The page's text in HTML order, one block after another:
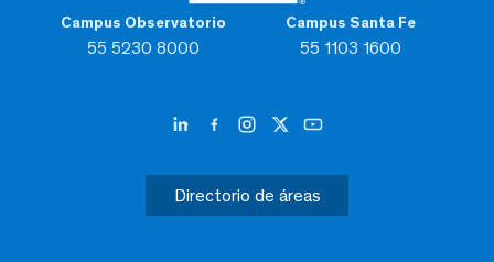
Campus Observatorio
55 5230 8000
Campus Santa Fe
55 1103 1600
Directorio de áreas